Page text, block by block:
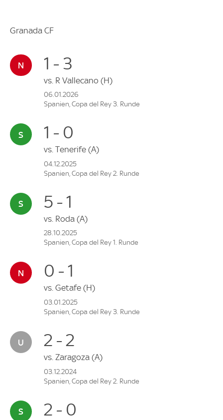
Granada CF
1 - 3
vs. R Vallecano (H)
06.01.2026
Spanien, Copa del Rey 3. Runde
1 - 0
vs. Tenerife (A)
04.12.2025
Spanien, Copa del Rey 2. Runde
5 - 1
vs. Roda (A)
28.10.2025
Spanien, Copa del Rey 1. Runde
0 - 1
vs. Getafe (H)
03.01.2025
Spanien, Copa del Rey 3. Runde
2 - 2
vs. Zaragoza (A)
03.12.2024
Spanien, Copa del Rey 2. Runde
2 - 0